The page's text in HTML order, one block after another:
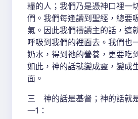
糧的人；我們乃是憑神口裡一
們。我們每逢讀到聖經，總要
氣。因此我們禱讀主的話，這
呼吸到我們的裡面去。我們也
奶水，得到祂的營養，更要吃
如此，神的話就變成靈，變成
面。
三 神的話是基督；神的話就
一1：